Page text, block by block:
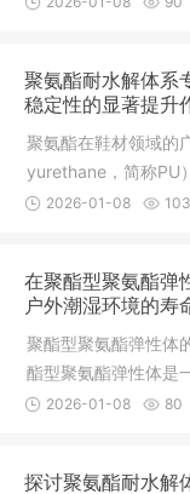
聚氨酯耐水解体系
稳定性的显著提升
聚氨酯在鞋材领域的
yurethane，简称PU
生成的高
2026-01-08 103
在聚酯型聚氨酯弹
户外潮湿环境的寿
聚酯型聚氨酯弹性体
酯型聚氨酯弹性体是
子材料，
2026-01-08 80
探讨聚氨酯耐水解